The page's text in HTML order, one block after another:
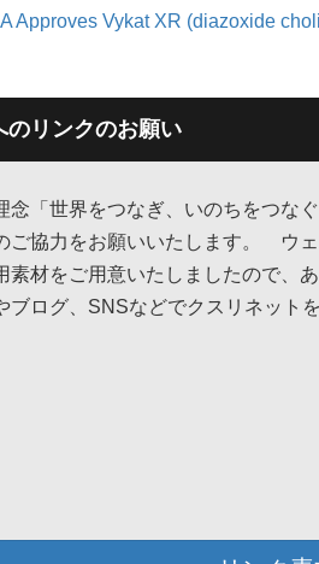
Approves Vykat XR (diazoxide
のリンクのお願い
念「世界をつなぎ、いのちをつな
ご協力をお願いいたします。 ウ
素材をご用意いたしましたので、
ブログ、SNSなどでクスリネット